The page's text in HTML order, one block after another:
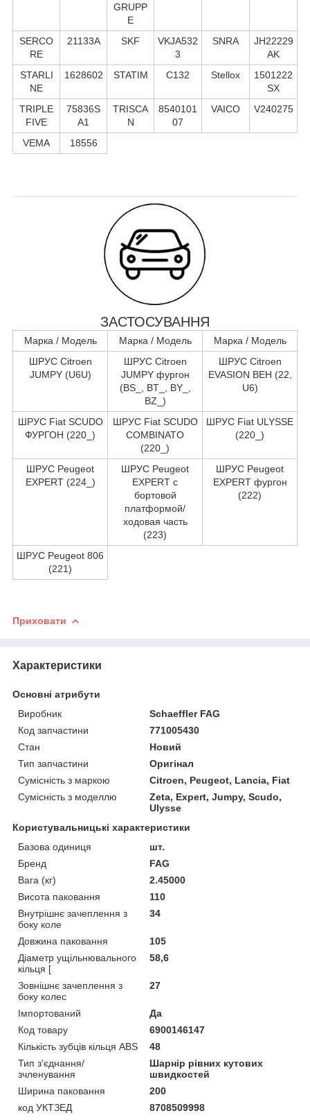
GRUPP
E
SERCO
RE
21133A SKF
VKJA532
3
SNRA
JH22229
AK
STARLI
NE
1628602 STATIM C132 Stellox
1501222
SX
TRIPLE
FIVE
75836S
A1
TRISCA
N
8540101
07
VAICO V240275
VEMA 18556
ЗАСТОСУВАННЯ
Марка / Модель Марка / Модель
Марка / Модель
ШРУС Citroen
JUMPY (U6U)
ШРУС Citroen
JUMPY фургон
(BS_, BT_, BY_,
BZ_)
ШРУС Citroen
EVASION ВЕН (22,
U6)
ШРУС Fiat SCUDO
ФУРГОН (220_)
ШРУС Fiat SCUDO
COMBINATO
(220_)
ШРУС Fiat ULYSSE
(220_)
ШРУС Peugeot
EXPERT (224_)
ШРУС Peugeot
EXPERT c
бортовой
платформой/
ходовая часть
(223)
ШРУС Peugeot
EXPERT фургон
(222)
ШРУС Peugeot 806
(221)
Приховати
Характеристики
Основні атрибути
Виробник
Schaeffler FAG
Код запчастини
771005430
Стан
Новий
Тип запчастини
Оригінал
Сумісність з маркою
Citroen, Peugeot, Lancia, Fiat
Сумісність з моделлю
Zeta, Expert, Jumpy, Scudo,
Ulysse
Користувальницькі характеристики
Базова одиниця
шт.
Бренд
FAG
Вага (кг)
2.45000
Висота паковання
110
Внутрішнє зачеплення з
боку коле
34
Довжина паковання
105
Діаметр ущільнювального
кільця [
58,6
Зовнішнє зачеплення з
боку колес
27
Імпортований
Да
Код товару
6900146147
Кількість зубців кільця ABS
48
Тип з'єднання/
зчленування
Шарнір рівних кутових
швидкостей
Ширина паковання
200
код УКТЗЕД
8708509998